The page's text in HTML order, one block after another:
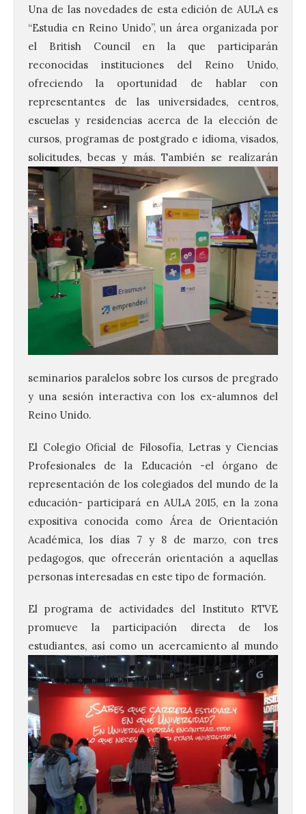
Una de las novedades de esta edición de AULA es
“Estudia en Reino Unido”, un área organizada por
el British Council en la que participarán
reconocidas instituciones del Reino Unido,
ofreciendo la oportunidad de hablar con
representantes de las universidades, centros,
escuelas y residencias acerca de la elección de
cursos, programas de postgrado e idioma, visados,
solicitudes, becas y más. También se realizarán
seminarios paralelos sobre los cursos de pregrado
y una sesión interactiva con los ex-alumnos del
Reino Unido.
El Colegio Oficial de Filosofía, Letras y Ciencias
Profesionales de la Educación -el órgano de
representación de los colegiados del mundo de la
educación- participará en AULA 2015, en la zona
expositiva conocida como Área de Orientación
Académica, los días 7 y 8 de marzo, con tres
pedagogos, que ofrecerán orientación a aquellas
personas interesadas en este tipo de formación.
El programa de actividades del Instituto RTVE
promueve la participación directa de los
estudiantes, así como un acercamiento al mundo